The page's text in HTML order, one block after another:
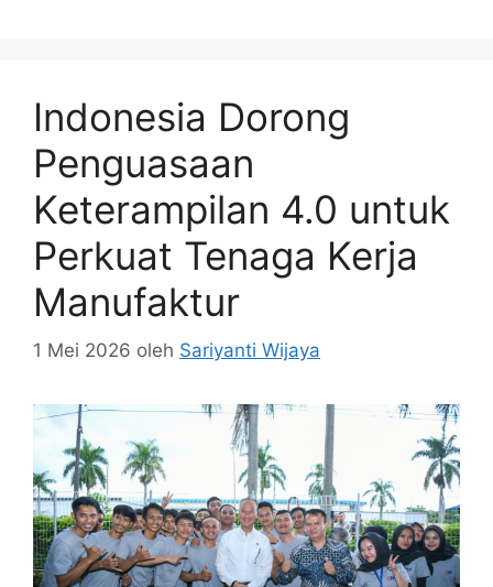
Indonesia Dorong
Penguasaan
Keterampilan 4.0 untuk
Perkuat Tenaga Kerja
Manufaktur
1 Mei 2026 oleh Sariyanti Wijaya